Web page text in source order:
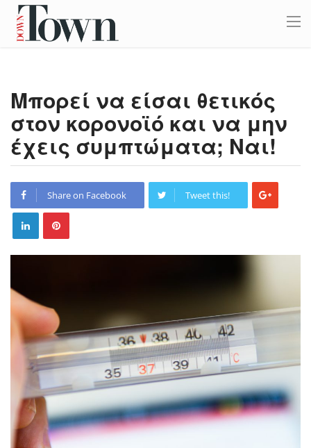
Μπορεί να είσαι θετικός
στον κορονοϊό και να μην
έχεις συμπτώματα; Ναι!
Share on Facebook Tweet this!